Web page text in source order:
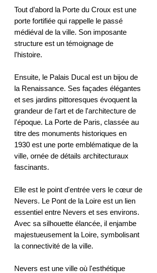
Tout d’abord la Porte du Croux est une
porte fortifiée qui rappelle le passé
médiéval de la ville. Son imposante
structure est un témoignage de
l'histoire.
Ensuite, le Palais Ducal est un bijou de
la Renaissance. Ses façades élégantes
et ses jardins pittoresques évoquent la
grandeur de l'art et de l'architecture de
l'époque. La Porte de Paris, classée au
titre des monuments historiques en
1930 est une porte emblématique de la
ville, ornée de détails architecturaux
fascinants.
Elle est le point d'entrée vers le cœur de
Nevers. Le Pont de la Loire est un lien
essentiel entre Nevers et ses environs.
Avec sa silhouette élancée, il enjambe
majestueusement la Loire, symbolisant
la connectivité de la ville.
Nevers est une ville où l'esthétique